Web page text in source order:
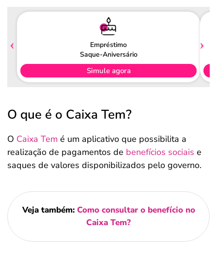
Empréstimo
Saque-Aniversário
Simule agora
O que é o Caixa Tem?
O Caixa Tem é um aplicativo que possibilita a
realização de pagamentos de benefícios sociais e
saques de valores disponibilizados pelo governo.
Veja também: Como consultar o benefício no
Caixa Tem?